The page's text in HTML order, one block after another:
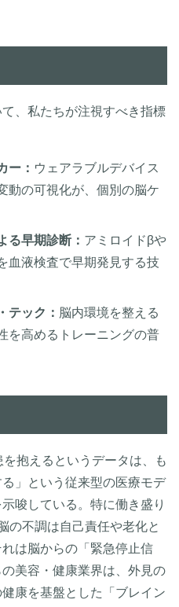
、私たちが注視すべき指標
ー： ウェアラブルデバイス
動の可視化が、個別の脳ケ
る早期診断： アミロイドβや
血液検査で早期発見する技
テック： 脳内環境を整える
を高めるトレーニングの普
抱えるというデータは、も
」という従来型の医療モデ
唆している。特に働き盛り
の不調は自己責任や老化と
は脳からの「緊急停止信
美容・健康業界は、外見の
康を基盤とした「ブレイン